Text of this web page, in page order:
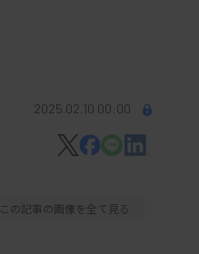
2025.02.10 00:00
この記事の画像を全て見る